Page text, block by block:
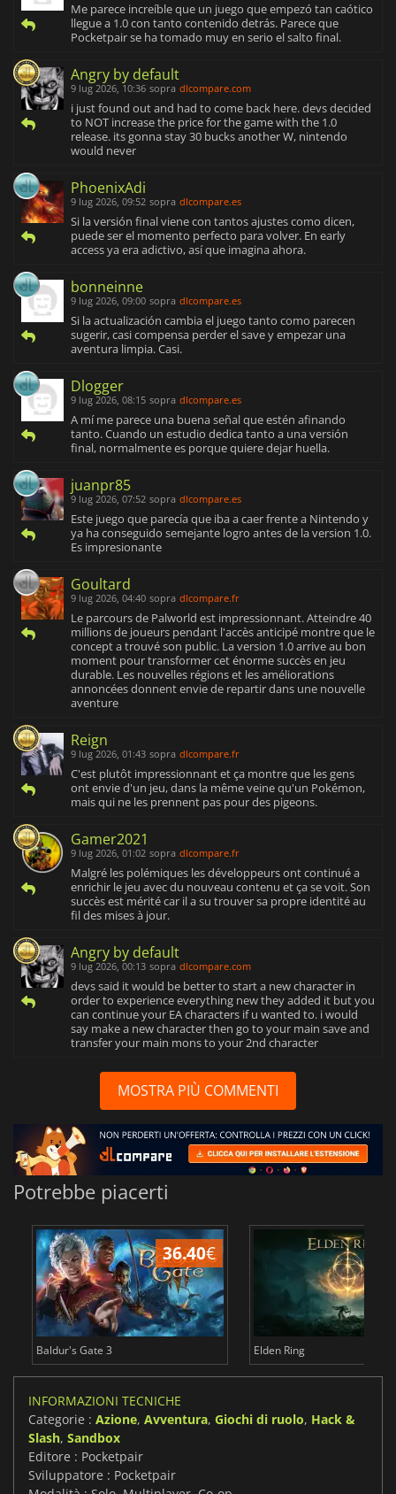
Me parece increíble que un juego que empezó tan caótico
llegue a 1.0 con tanto contenido detrás. Parece que
Pocketpair se ha tomado muy en serio el salto final.
Angry by default
9 lug 2026, 10:36 sopra dlcompare.com
i just found out and had to come back here. devs decided
to NOT increase the price for the game with the 1.0
release. its gonna stay 30 bucks another W, nintendo
would never
PhoenixAdi
9 lug 2026, 09:52 sopra dlcompare.es
Si la versión final viene con tantos ajustes como dicen,
puede ser el momento perfecto para volver. En early
access ya era adictivo, así que imagina ahora.
bonneinne
9 lug 2026, 09:00 sopra dlcompare.es
Si la actualización cambia el juego tanto como parecen
sugerir, casi compensa perder el save y empezar una
aventura limpia. Casi.
Dlogger
9 lug 2026, 08:15 sopra dlcompare.es
A mí me parece una buena señal que estén afinando
tanto. Cuando un estudio dedica tanto a una versión
final, normalmente es porque quiere dejar huella.
juanpr85
9 lug 2026, 07:52 sopra dlcompare.es
Este juego que parecía que iba a caer frente a Nintendo y
ya ha conseguido semejante logro antes de la version 1.0.
Es impresionante
Goultard
9 lug 2026, 04:40 sopra dlcompare.fr
Le parcours de Palworld est impressionnant. Atteindre 40
millions de joueurs pendant l'accès anticipé montre que le
concept a trouvé son public. La version 1.0 arrive au bon
moment pour transformer cet énorme succès en jeu
durable. Les nouvelles régions et les améliorations
annoncées donnent envie de repartir dans une nouvelle
aventure
Reign
9 lug 2026, 01:43 sopra dlcompare.fr
C'est plutôt impressionnant et ça montre que les gens
ont envie d'un jeu, dans la même veine qu'un Pokémon,
mais qui ne les prennent pas pour des pigeons.
Gamer2021
9 lug 2026, 01:02 sopra dlcompare.fr
Malgré les polémiques les développeurs ont continué a
enrichir le jeu avec du nouveau contenu et ça se voit. Son
succès est mérité car il a su trouver sa propre identité au
fil des mises à jour.
Angry by default
9 lug 2026, 00:13 sopra dlcompare.com
devs said it would be better to start a new character in
order to experience everything new they added it but you
can continue your EA characters if u wanted to. i would
say make a new character then go to your main save and
transfer your main mons to your 2nd character
MOSTRA PIÙ COMMENTI
Potrebbe piacerti
36.40€
Baldur's Gate 3 Elden Ring
INFORMAZIONI TECNICHE
Categorie : Azione, Avventura, Giochi di ruolo, Hack &
Slash, Sandbox
Editore : Pocketpair
Sviluppatore : Pocketpair